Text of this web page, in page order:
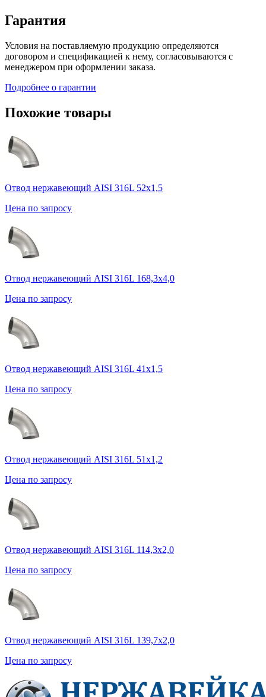
Гарантия
Условия на поставляемую продукцию определяются
договором и спецификацией к нему, согласовываются с
менеджером при оформлении заказа.
Подробнее о гарантии
Похожие товары
Отвод нержавеющий AISI 316L 52х1,5
Цена по запросу
Отвод нержавеющий AISI 316L 168,3х4,0
Цена по запросу
Отвод нержавеющий AISI 316L 41х1,5
Цена по запросу
Отвод нержавеющий AISI 316L 51х1,2
Цена по запросу
Отвод нержавеющий AISI 316L 114,3х2,0
Цена по запросу
Отвод нержавеющий AISI 316L 139,7х2,0
Цена по запросу